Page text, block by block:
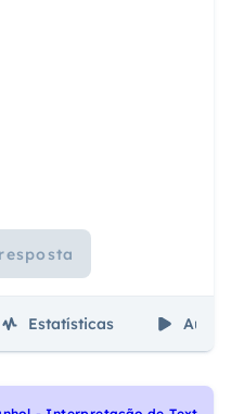
Estatísticas Aulas